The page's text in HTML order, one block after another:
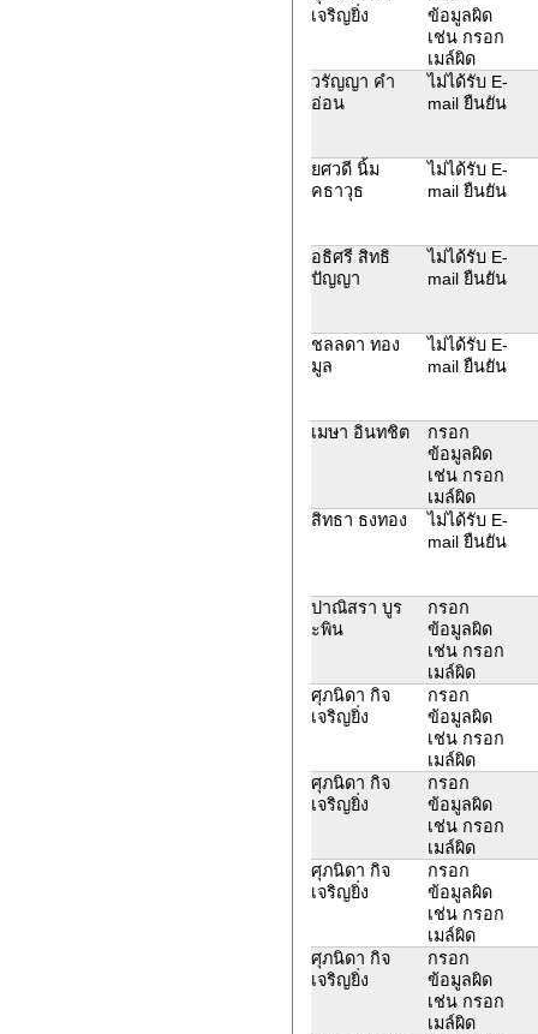
เจริญยิ่ง
ข้อมูลผิด
เช่น กรอก
เมล์ผิด
วรัญญา คำ
อ่อน
ไม่ได้รับ E-
mail ยืนยัน
ยศวดี นิ้ม
คธาวุธ
ไม่ได้รับ E-
mail ยืนยัน
อธิศรี สิทธิ
ปัญญา
ไม่ได้รับ E-
mail ยืนยัน
ชลลดา ทอง
มูล
ไม่ได้รับ E-
mail ยืนยัน
เมษา อินทชิต
กรอก
ข้อมูลผิด
เช่น กรอก
เมล์ผิด
สิทธา ธงทอง
ไม่ได้รับ E-
mail ยืนยัน
ปาณิสรา บูร
ะพิน
กรอก
ข้อมูลผิด
เช่น กรอก
เมล์ผิด
ศุภนิดา กิจ
เจริญยิ่ง
กรอก
ข้อมูลผิด
เช่น กรอก
เมล์ผิด
ศุภนิดา กิจ
เจริญยิ่ง
กรอก
ข้อมูลผิด
เช่น กรอก
เมล์ผิด
ศุภนิดา กิจ
เจริญยิ่ง
กรอก
ข้อมูลผิด
เช่น กรอก
เมล์ผิด
ศุภนิดา กิจ
เจริญยิ่ง
กรอก
ข้อมูลผิด
เช่น กรอก
เมล์ผิด